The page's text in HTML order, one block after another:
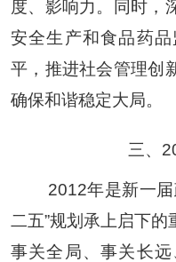
度、影响力。同时，
安全生产和食品药
平，推进社会管理创
确保和谐稳定大局。
三、
2012年是新一
二五”规划承上启下的
事关全局、事关长